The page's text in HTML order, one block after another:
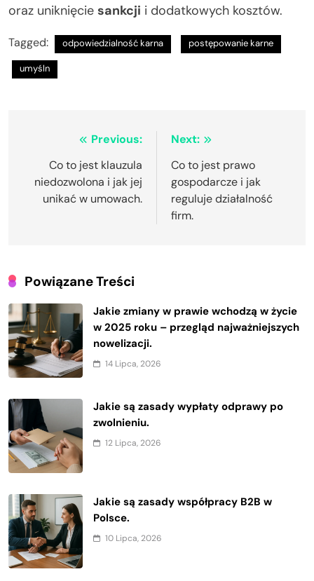
oraz uniknięcie sankcji i dodatkowych kosztów.
Tagged: odpowiedzialność karna postępowanie karne
umyśln
Nawigacja
wpisu
Previous:
Co to jest klauzula
niedozwolona i jak jej
unikać w umowach.
Next:
Co to jest prawo
gospodarcze i jak
reguluje działalność
firm.
Powiązane Treści
Jakie zmiany w prawie wchodzą w życie
w 2025 roku – przegląd najważniejszych
nowelizacji.
14 Lipca, 2026
Jakie są zasady wypłaty odprawy po
zwolnieniu.
12 Lipca, 2026
Jakie są zasady współpracy B2B w
Polsce.
10 Lipca, 2026